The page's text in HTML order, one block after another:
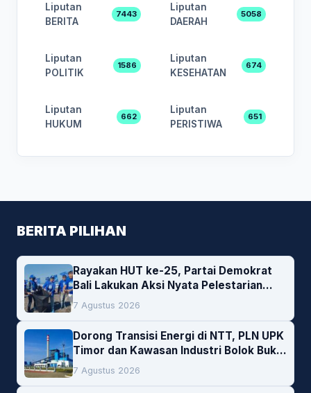
Liputan
BERITA
7443
Liputan
DAERAH
5058
Liputan
POLITIK
1586
Liputan
KESEHATAN
674
Liputan
HUKUM
662
Liputan
PERISTIWA
651
BERITA PILIHAN
Rayakan HUT ke-25, Partai Demokrat
Bali Lakukan Aksi Nyata Pelestarian
Lingkungan
7 Agustus 2026
Dorong Transisi Energi di NTT, PLN UPK
Timor dan Kawasan Industri Bolok Buka
Peluang Investasi Woodchip untuk
Cofiring PLTU Bolok
7 Agustus 2026